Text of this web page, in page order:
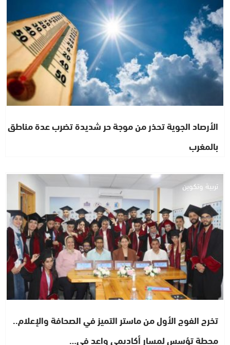
الأرصاد الجوية تحذر من موجة حر شديدة تضرب عدة مناطق
بالمغرب
تربية وتكوين
تخرج الفوج الأول من ماستر التميز في الصحافة والإعلام..
محطة تؤسس لمسار أكاديمي واعد في…